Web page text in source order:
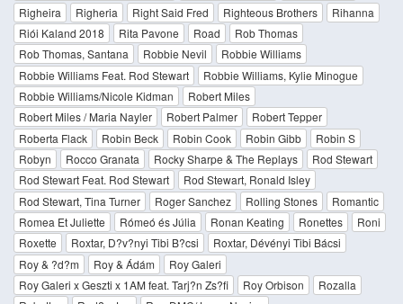
Righeira
Righeria Right Said Fred Righteous Brothers
Rihanna
Riói Kaland 2018
Rita Pavone Road
Rob Thomas
Rob Thomas, Santana
Robbie Nevil
Robbie Williams
Robbie Williams Feat. Rod Stewart
Robbie Williams, Kylie Minogue
Robbie Williams/Nicole Kidman
Robert Miles
Robert Miles / Maria Nayler
Robert Palmer
Robert Tepper
Roberta Flack
Robin Beck Robin Cook Robin Gibb
Robin S
Robyn
Rocco Granata Rocky Sharpe & The Replays
Rod Stewart
Rod Stewart Feat. Rod Stewart
Rod Stewart, Ronald Isley
Rod Stewart, Tina Turner
Roger Sanchez Rolling Stones
Romantic
Romea Et Juliette
Rómeó és Júlia Ronan Keating Ronettes
Roni
Roxette
Roxtar, D?v?nyi Tibi B?csi
Roxtar, Dévényi Tibi Bácsi
Roy & ?d?m
Roy & Ádám
Roy Galeri
Roy Galeri x Geszti x 1AM feat. Tarj?n Zs?fi
Roy Orbison
Rozalla